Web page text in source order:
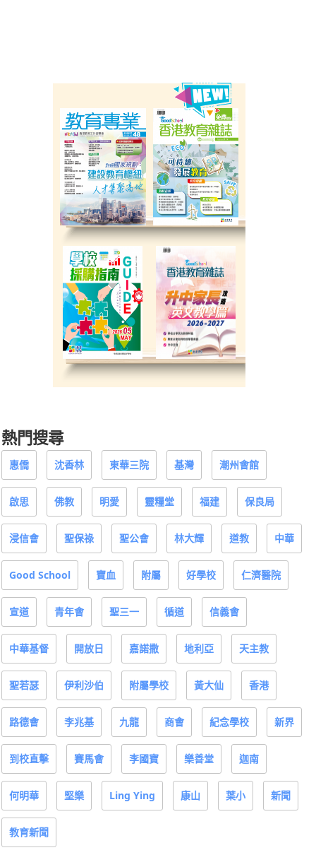
熱門搜尋
惠僑 沈香林 東華三院 基灣 潮州會館
啟思 佛教 明愛 靈糧堂 福建 保良局
浸信會 聖保祿 聖公會 林大輝 道教 中華
Good School 寶血 附屬 好學校 仁濟醫院
宣道 青年會 聖三一 循道 信義會
中華基督 開放日 嘉諾撒 地利亞 天主教
聖若瑟 伊利沙伯 附屬學校 黃大仙 香港
路德會 李兆基 九龍 商會 紀念學校 新界
到校直擊 賽馬會 李國寶 樂善堂 迦南
何明華 堅樂 Ling Ying 康山 葉小 新聞
教育新聞